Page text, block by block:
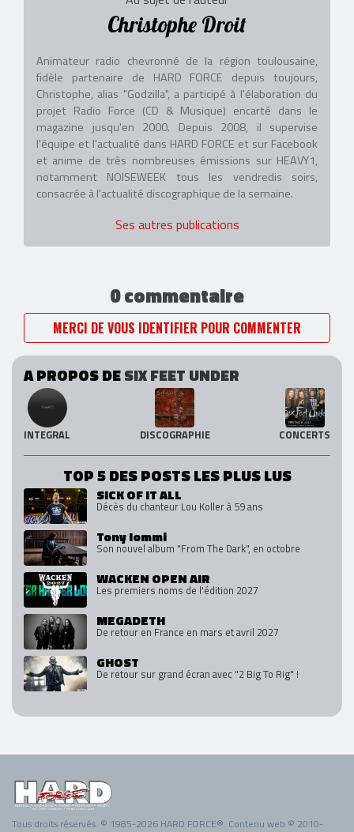
Christophe Droit
Animateur radio chevronné de la région toulousaine,
fidèle partenaire de HARD FORCE depuis toujours,
Christophe, alias "Godzilla", a participé à l'élaboration du
projet Radio Force (CD & Musique) encarté dans le
magazine jusqu'en 2000. Depuis 2008, il supervise
l'équipe et l'actualité dans HARD FORCE et sur Facebook
et anime de très nombreuses émissions sur HEAVY1,
notamment NOISEWEEK tous les vendredis soirs,
consacrée à l'actualité discographique de la semaine.
Ses autres publications
0 commentaire
MERCI DE VOUS IDENTIFIER POUR COMMENTER
A PROPOS DESIX FEET UNDER
INTEGRAL DISCOGRAPHIE CONCERTS
TOP 5 DES POSTS LES PLUS LUS
SICK OF IT ALL
Décès du chanteur Lou Koller à 59 ans
Tony Iommi
Son nouvel album "From The Dark", en octobre
WACKEN OPEN AIR
Les premiers noms de l'édition 2027
MEGADETH
De retour en France en mars et avril 2027
GHOST
De retour sur grand écran avec "2 Big To Rig" !
Tous droits réservés. © 1985-2026 HARD FORCE®. Contenu web © 2010-